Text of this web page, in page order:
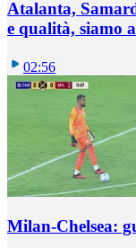
Atalanta,
e qualità, siamo
02:56
Milan-Chelsea: